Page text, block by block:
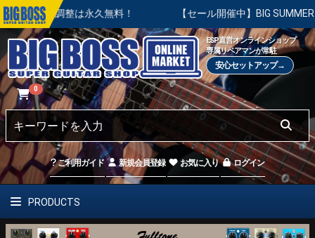
整は永久無料！ 【セール開催中】BIG SUMMER SALE | 対
ESP直営オンラインショップ
専属リペアマンが常駐
安心セットアップ→
0
ご利用ガイド 新規会員登録 お気に入り ログイン
PRODUCTS